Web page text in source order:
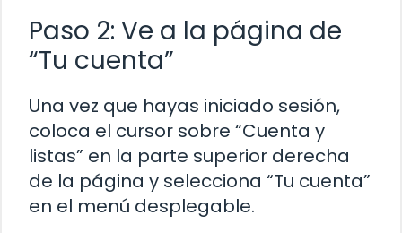
Paso 2: Ve a la página de
“Tu cuenta”
Una vez que hayas iniciado sesión,
coloca el cursor sobre “Cuenta y
listas” en la parte superior derecha
de la página y selecciona “Tu cuenta”
en el menú desplegable.